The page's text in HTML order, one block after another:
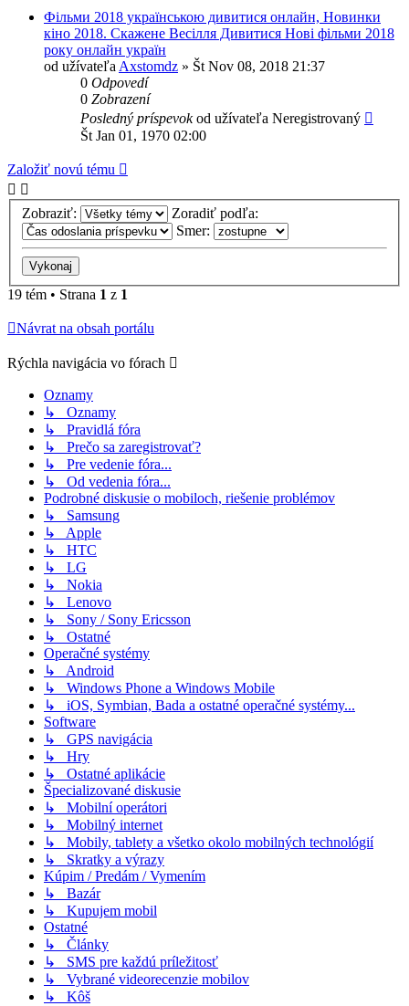
Фільми 2018 українською дивитися онлайн, Новинки
кіно 2018. Скажене Весілля Дивитися Нові фільми 2018
року онлайн україн
od užívateľa Axstomdz » Št Nov 08, 2018 21:37
0 Odpovedí
0 Zobrazení
Posledný príspevokod užívateľa Neregistrovaný
Št Jan 01, 1970 02:00
Založiť novú tému
Zobraziť:
Zoradiť podľa:
Smer:
19 tém • Strana 1 z 1
Návrat na obsah portálu
Rýchla navigácia vo fórach
Oznamy
↳ Oznamy
↳ Pravidlá fóra
↳ Prečo sa zaregistrovať?
↳ Pre vedenie fóra...
↳ Od vedenia fóra...
Podrobné diskusie o mobiloch, riešenie problémov
↳ Samsung
↳ Apple
↳ HTC
↳ LG
↳ Nokia
↳ Lenovo
↳ Sony / Sony Ericsson
↳ Ostatné
Operačné systémy
↳ Android
↳ Windows Phone a Windows Mobile
↳ iOS, Symbian, Bada a ostatné operačné systémy...
Software
↳ GPS navigácia
↳ Hry
↳ Ostatné aplikácie
Špecializované diskusie
↳ Mobilní operátori
↳ Mobilný internet
↳ Mobily, tablety a všetko okolo mobilných technológií
↳ Skratky a výrazy
Kúpim / Predám / Vymením
↳ Bazár
↳ Kupujem mobil
Ostatné
↳ Články
↳ SMS pre každú príležitosť
↳ Vybrané videorecenzie mobilov
↳ Kôš